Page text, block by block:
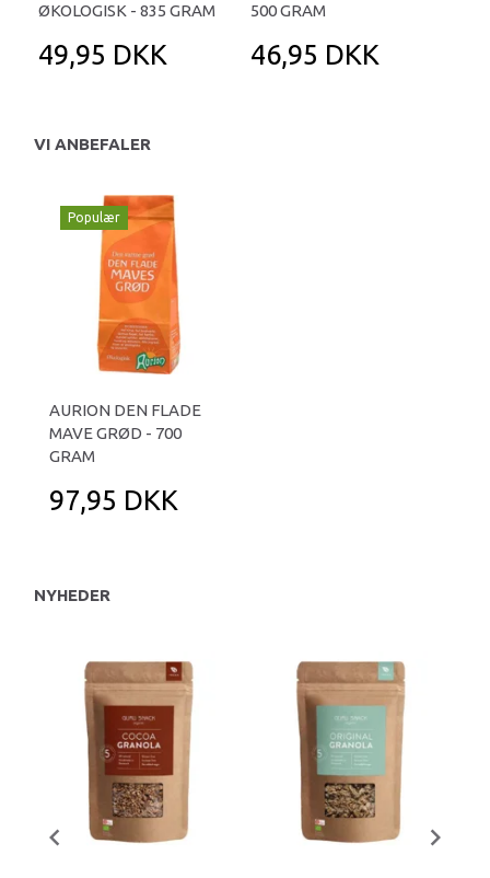
ØKOLOGISK - 835 GRAM
49,95 DKK
500 GRAM
46,95 DKK
VI ANBEFALER
Populær
AURION DEN FLADE
MAVE GRØD - 700
GRAM
97,95 DKK
NYHEDER